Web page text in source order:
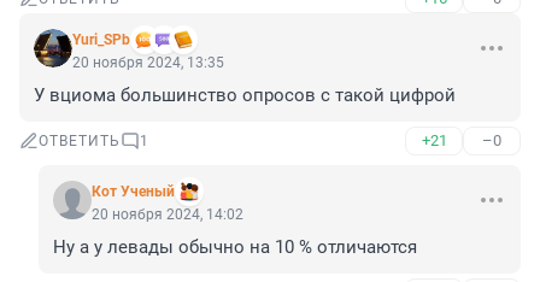
Yuri_SPb
20 ноября 2024, 13:35
У вциома большинство опросов с такой цифрой
ОТВЕТИТЬ 1 +21 –0
Кот Ученый
20 ноября 2024, 14:02
Ну а у левады обычно на 10 % отличаются